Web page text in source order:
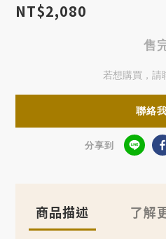
NT$2,080
售
若想購買，請
聯絡
分享到
商品描述 了解